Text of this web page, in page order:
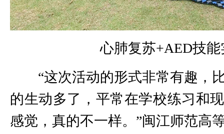
心肺复苏+AED技能
“这次活动的形式非常有趣，
的生动多了，平常在学校练习和
感觉，真的不一样。”闽江师范高